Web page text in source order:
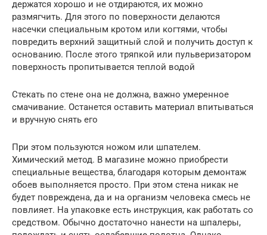
держатся хорошо и не отдираются, их можно
размягчить. Для этого по поверхности делаются
насечки специальным кротом или когтями, чтобы
повредить верхний защитный слой и получить доступ к
основанию. После этого тряпкой или пульверизатором
поверхность пропитывается теплой водой
Стекать по стене она не должна, важно умеренное
смачивание. Останется оставить материал впитываться
и вручную снять его
При этом пользуются ножом или шпателем.
Химический метод. В магазине можно приобрести
специальные вещества, благодаря которым демонтаж
обоев выполняется просто. При этом стена никак не
будет повреждена, да и на организм человека смесь не
повлияет. На упаковке есть инструкция, как работать со
средством. Обычно достаточно нанести на шпалеры,